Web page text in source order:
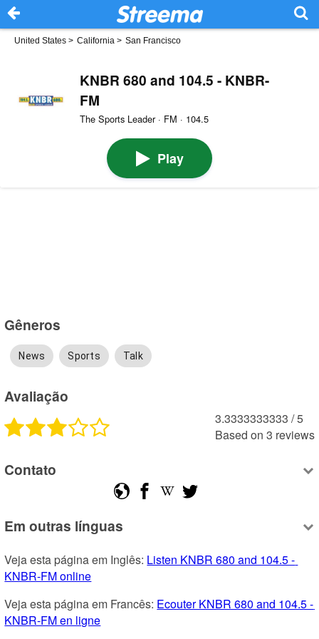
United States > California > San Francisco
KNBR 680 and 104.5 - KNBR-
FM
The Sports Leader · FM · 104.5
Play
Gêneros
News Sports Talk
Avaliação
3.3333333333 /5
Based on 3 reviews
Contato
Em outras línguas
Veja esta página em Inglês: Listen KNBR 680 and 104.5 -
KNBR-FM online
Veja esta página em Francês: Ecouter KNBR 680 and 104.5 -
KNBR-FM en ligne